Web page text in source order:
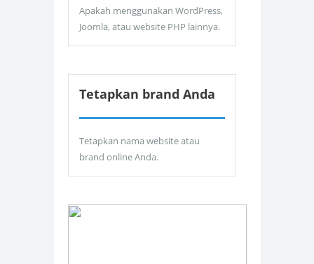
Apakah menggunakan WordPress,
Joomla, atau website PHP lainnya.
Tetapkan brand Anda
Tetapkan nama website atau
brand online Anda.